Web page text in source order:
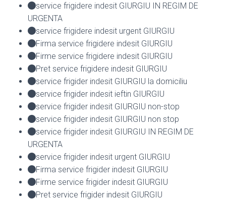
service frigidere indesit GIURGIU IN REGIM DE
URGENTA
service frigidere indesit urgent GIURGIU
Firma service frigidere indesit GIURGIU
Firme service frigidere indesit GIURGIU
Pret service frigidere indesit GIURGIU
service frigider indesit GIURGIU la domiciliu
service frigider indesit ieftin GIURGIU
service frigider indesit GIURGIU non-stop
service frigider indesit GIURGIU non stop
service frigider indesit GIURGIU IN REGIM DE
URGENTA
service frigider indesit urgent GIURGIU
Firma service frigider indesit GIURGIU
Firme service frigider indesit GIURGIU
Pret service frigider indesit GIURGIU